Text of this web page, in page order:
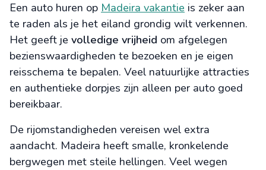
Een auto huren op Madeira vakantie is zeker aan
te raden als je het eiland grondig wilt verkennen.
Het geeft je volledige vrijheid om afgelegen
bezienswaardigheden te bezoeken en je eigen
reisschema te bepalen. Veel natuurlijke attracties
en authentieke dorpjes zijn alleen per auto goed
bereikbaar.
De rijomstandigheden vereisen wel extra
aandacht. Madeira heeft smalle, kronkelende
bergwegen met steile hellingen. Veel wegen